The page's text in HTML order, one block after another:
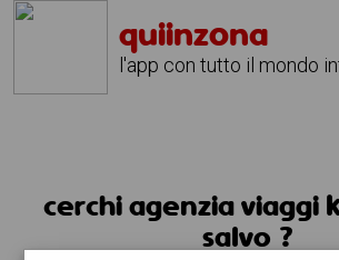
quiinzona
l'app con tutto il mondo
cerchi agenzia viaggi
salvo ?